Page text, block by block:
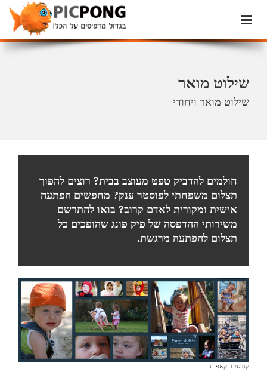
שילוט מואר
שילוט מואר ויחודי
חולמים להדביק טפט מעוצב בבית? רוצים להפוך
תצלום משפחתי לפוסטר ענק? מחפשים הפתעה
אישית ומקורית לאדם קרוב? בואו להתרשם
משירותי ההדפסה של פיק פונג שהופכים כל
תצלום להפתעה מרגשת.
קנבסים וקאפות